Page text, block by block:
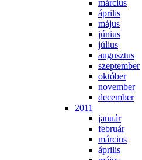
már­ci­us
áp­ri­lis
má­jus
jú­ni­us
jú­li­us
au­gusz­tus
szep­tem­ber
ok­tó­ber
no­vem­ber
de­cem­ber
2011
ja­nu­ár
feb­ru­ár
már­ci­us
áp­ri­lis